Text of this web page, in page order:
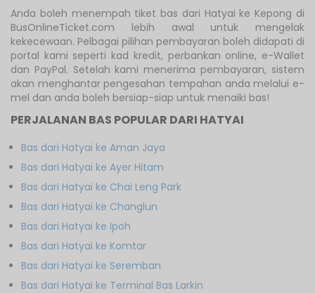
Anda boleh menempah tiket bas dari Hatyai ke Kepong di
BusOnlineTicket.com lebih awal untuk mengelak
kekecewaan. Pelbagai pilihan pembayaran boleh didapati di
portal kami seperti kad kredit, perbankan online, e-Wallet
dan PayPal. Setelah kami menerima pembayaran, sistem
akan menghantar pengesahan tempahan anda melalui e-
mel dan anda boleh bersiap-siap untuk menaiki bas!
PERJALANAN BAS POPULAR DARI HATYAI
Bas dari Hatyai ke Aman Jaya
Bas dari Hatyai ke Ayer Hitam
Bas dari Hatyai ke Chai Leng Park
Bas dari Hatyai ke Changlun
Bas dari Hatyai ke Ipoh
Bas dari Hatyai ke Komtar
Bas dari Hatyai ke Seremban
Bas dari Hatyai ke Terminal Bas Larkin